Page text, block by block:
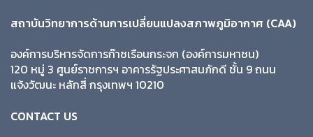
สถาบันวิทยาการด้านการเปลี่ยนแปลงสภาพภูมิอากาศ (CAA)
องค์การบริหารจัดการก๊าซเรือนกระจก (องค์การมหาชน)
120 หมู่ 3 ศูนย์ราชการฯ อาคารรัฐประศาสนภักดี ชั้น 9 ถนน
แจ้งวัฒนะ หลักสี่ กรุงเทพฯ 10210
CONTACT US